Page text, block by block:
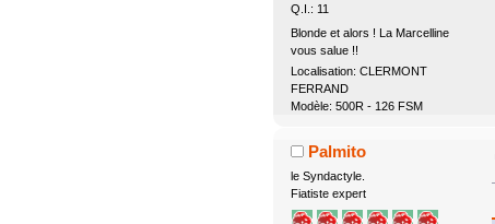
Q.I.: 11
Blonde et alors ! La Marcelline
vous salue !!
Localisation: CLERMONT
FERRAND
Modèle: 500R - 126 FSM
Palmito
le Syndactyle.
Fiatiste expert